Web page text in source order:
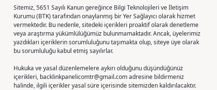
Sitemiz, 5651 Sayılı Kanun gereğince Bilgi Teknolojileri ve İletişim
Kurumu (BTK) tarafından onaylanmış bir Yer Sağlayıcı olarak hizmet
vermektedir. Bu nedenle, sitedeki içerikleri proaktif olarak denetleme
veya araştırma yükümlülüğümüz bulunmamaktadır. Ancak, üyelerimiz
yazdıkları içeriklerin sorumluluğunu taşımakta olup, siteye üye olarak
bu sorumluluğu kabul etmiş sayılırlar.
Hukuka ve yasal düzenlemelere aykırı olduğunu düşündüğünüz
içerikleri, backlinkpanelicomtr@gmail.comadresine bildirmeniz
halinde, ilgili içerikler yasal süre içerisinde sitemizden kaldırılacaktır.